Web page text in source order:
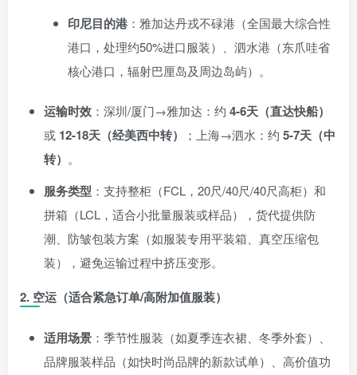
印尼目的港 ：雅加达丹戎不碌港（全国最大综合性
港口，处理约50%进口服装）、泗水港（东爪哇省
核心港口，辐射巴厘岛及周边岛屿）。
运输时效 ：深圳/厦门→雅加达：约 4-6天（直达快船）
或 12-18天（经美西中转） ；上海→泗水：约 5-7天（中
转） 。
服务类型 ：支持整柜（FCL，20尺/40尺/40尺高柜）和
拼箱（LCL，适合小批量服装或样品），货代提供防
潮、防皱包装方案（如服装专用平装箱、真空压缩包
装），避免运输过程中挤压变形。
2. 空运（适合紧急订单/高附加值服装）
适用场景 ：季节性服装（如夏季连衣裙、冬季外套）、
品牌服装样品（如快时尚品牌的新款试单）、高价值功